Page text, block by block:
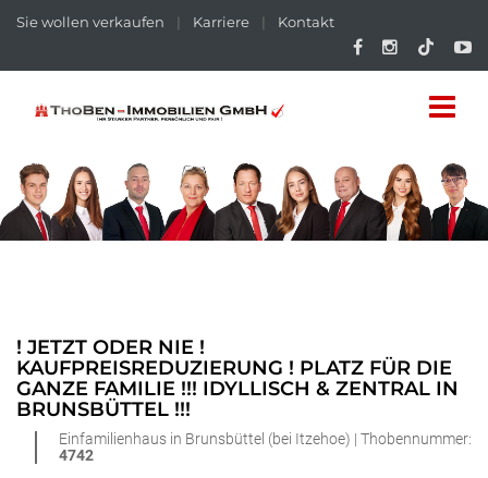
Sie wollen verkaufen | Karriere | Kontakt
! JETZT ODER NIE !
KAUFPREISREDUZIERUNG ! PLATZ FÜR DIE
GANZE FAMILIE !!! IDYLLISCH & ZENTRAL IN
BRUNSBÜTTEL !!!
Einfamilienhaus in Brunsbüttel (bei Itzehoe) | Thobennummer:
4742